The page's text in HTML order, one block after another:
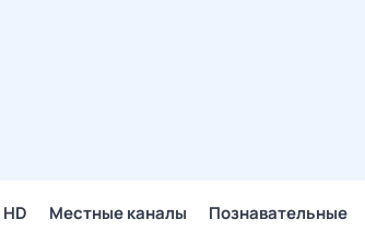
HD Местные каналы Познавательные